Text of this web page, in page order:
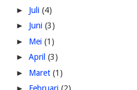
► Juli (4)
► Juni (3)
► Mei (1)
► April (3)
► Maret (1)